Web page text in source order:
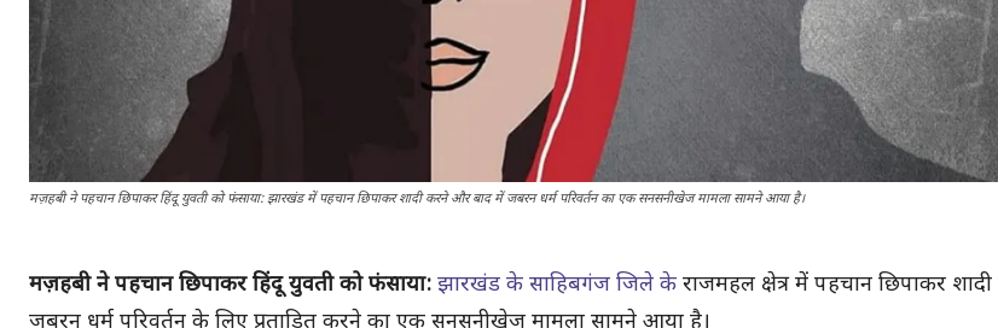
मज़हबी ने पहचान छिपाकर हिंदू युवती को फंसाया: झारखंड में पहचान छिपाकर शादी करने और बाद में जबरन धर्म परिवर्तन का एक सनसनीखेज मामला सामने आया है।
मज़हबी ने पहचान छिपाकर हिंदू युवती को फंसाया: झारखंड के साहिबगंज जिले के राजमहल क्षेत्र में पहचान छिपाकर